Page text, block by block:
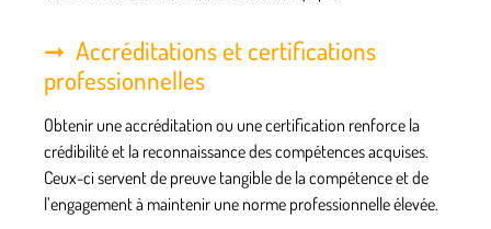
Accréditations et certifications
professionnelles
Obtenir uneaccréditation ou une certification renforce la
crédibilité et la reconnaissance descompétencesacquises.
Ceux-ci servent de preuve tangible de la compétence et de
l’engagement à maintenir une norme professionnelle élevée.